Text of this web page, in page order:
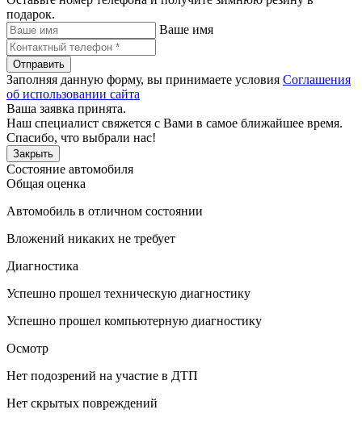
подарок.
Ваше имя
Отправить
Заполняя данную форму, вы принимаете условия Соглашения
об использовании сайта
Ваша заявка принята.
Наш специалист свяжется с Вами в самое ближайшее время.
Спасибо, что выбрали нас!
Закрыть
Состояние автомобиля
Общая оценка
Автомобиль в отличном состоянии
Вложений никаких не требует
Диагностика
Успешно прошел техническую диагностику
Успешно прошел компьютерную диагностику
Осмотр
Нет подозрений на участие в ДТП
Нет скрытых повреждений